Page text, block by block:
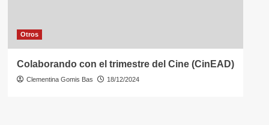
Otros
Colaborando con el trimestre del Cine (CinEAD)
Clementina Gomis Bas 18/12/2024